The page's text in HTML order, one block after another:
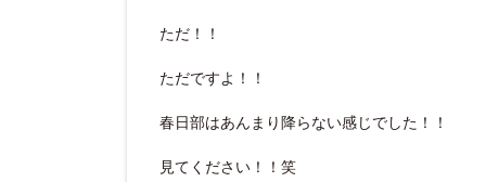
ただ！！
ただですよ！！
春日部はあんまり降らない感じでした！！
見てください！！笑